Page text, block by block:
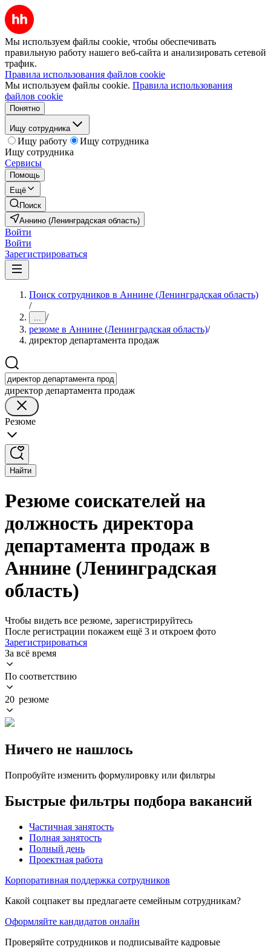
Мы используем файлы cookie, чтобы обеспечивать
правильную работу нашего веб-сайта и анализировать сетевой
трафик.
Правила использования файлов cookie
Мы используем файлы cookie. Правила использования
файлов cookie
Понятно
Ищу сотрудника
Ищу работу
Ищу сотрудника
Ищу сотрудника
Сервисы
Помощь
Ещё
Поиск
Аннино (Ленинградская область)
Войти
Войти
Зарегистрироваться
Поиск сотрудников в Аннине (Ленинградская область)
/
... /
резюме в Аннине (Ленинградская область)/
директор департамента продаж
директор департамента продаж
Резюме
Найти
Резюме соискателей на
должность директора
департамента продаж в
Аннине (Ленинградская
область)
Чтобы видеть все резюме, зарегистрируйтесь
После регистрации покажем ещё 3 и откроем фото
Зарегистрироваться
За всё время
По соответствию
20 резюме
Ничего не нашлось
Попробуйте изменить формулировку или фильтры
Быстрые фильтры подбора вакансий
Частичная занятость
Полная занятость
Полный день
Проектная работа
Корпоративная поддержка сотрудников
Какой соцпакет вы предлагаете семейным сотрудникам?
Оформляйте кандидатов онлайн
Проверяйте сотрудников и подписывайте кадровые